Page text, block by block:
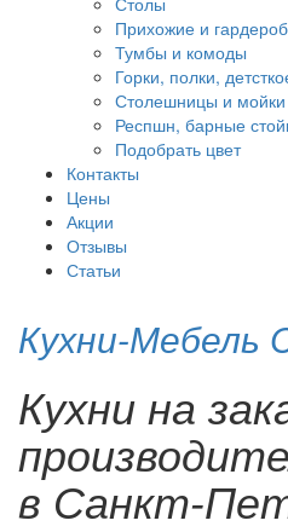
Прихожие и
Тумбы и комоды
Горки, полки,
Столешницы и мойки
Респшн, барные
Подобрать цвет
Контакты
Цены
Акции
Отзывы
Статьи
Кухни-Мебель
Кухни на
в Санкт-